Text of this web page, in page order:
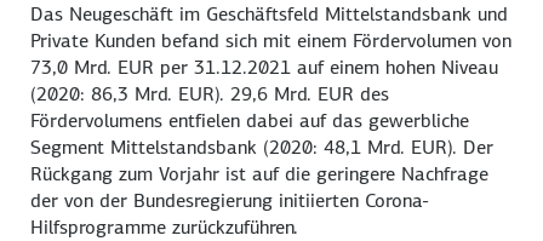
Das Neugeschäft im Geschäftsfeld Mittelstandsbank und
Private Kunden befand sich mit einem Fördervolumen von
73,0 Mrd. EUR per 31.12.2021 auf einem hohen Niveau
(2020: 86,3 Mrd. EUR). 29,6 Mrd. EUR des
Fördervolumens entfielen dabei auf das gewerbliche
Segment Mittelstandsbank (2020: 48,1 Mrd. EUR). Der
Rückgang zum Vorjahr ist auf die geringere Nachfrage
der von der Bundesregierung initiierten Corona-
Hilfsprogramme zurückzuführen.